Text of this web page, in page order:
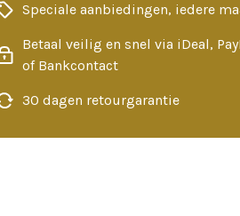
Speciale aanbiedingen, iedere
Betaal veilig en snel via iDeal,
of Bankcontact
30 dagen retourgarantie